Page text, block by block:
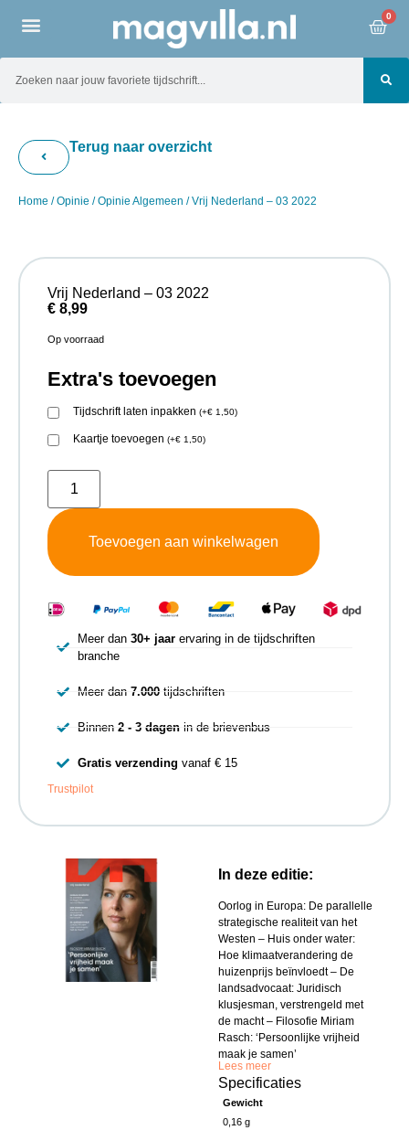
0
Terug naar overzicht
Home /Opinie /Opinie Algemeen / Vrij Nederland – 03 2022
In deze editie:
Oorlog in Europa: De parallelle
strategische realiteit van het
Westen – Huis onder water:
Hoe klimaatverandering de
huizenprijs beïnvloedt – De
landsadvocaat: Juridisch
klusjesman, verstrengeld met
de macht – Filosofie Miriam
Rasch: ‘Persoonlijke vrijheid
maak je samen’
Lees meer
Specificaties
Gewicht
0,16 g
Vrij Nederland – 03 2022
€ 8,99
Op voorraad
Extra's toevoegen
Tijdschrift laten inpakken (+€ 1,50)
Kaartje toevoegen (+€ 1,50)
Toevoegen aan winkelwagen
Meer dan 30+ jaarervaring in de tijdschriften
branche
Meer dan 7.000tijdschriften
Binnen 2 - 3 dagenin de brievenbus
Gratis verzending vanaf € 15
Trustpilot